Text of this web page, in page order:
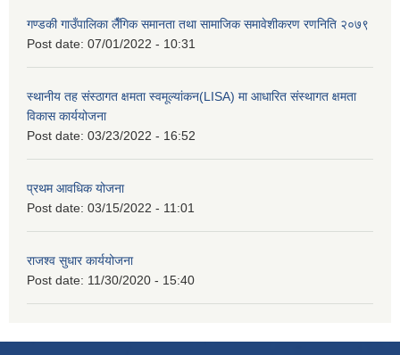
गण्डकी गाउँपालिका लैँगिक समानता तथा सामाजिक समावेशीकरण रणनिति २०७९
Post date: 07/01/2022 - 10:31
स्थानीय तह संस्ठागत क्षमता स्वमूल्यांकन(LISA) मा आधारित संस्थागत क्षमता
विकास कार्ययोजना
Post date: 03/23/2022 - 16:52
प्रथम आवधिक योजना
Post date: 03/15/2022 - 11:01
राजश्व सुधार कार्ययोजना
Post date: 11/30/2020 - 15:40